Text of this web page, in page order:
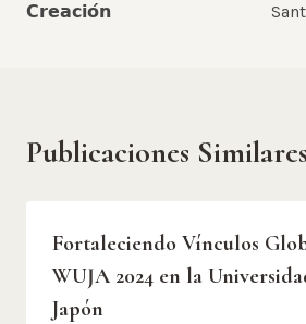
entradas
𝗖𝗿𝗲𝗮𝗰𝗶𝗼́𝗻
Publicaciones Similares
Fortaleciendo Vínculos
WUJA 2024 en la
Japón